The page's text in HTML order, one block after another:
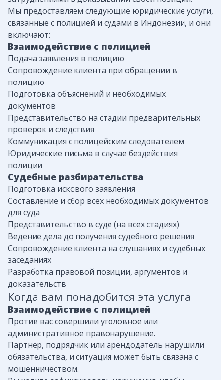
Мы предоставляем следующие юридические услуги,
связанные с полицией и судами в Индонезии, и они
включают:
Взаимодействие с полицией
Подача заявления в полицию
Сопровождение клиента при обращении в
полицию
Подготовка объяснений и необходимых
документов
Представительство на стадии предварительных
проверок и следствия
Коммуникация с полицейским следователем
Юридические письма в случае бездействия
полиции
Судебные разбирательства
Подготовка искового заявления
Составление и сбор всех необходимых документов
для суда
Представительство в суде (на всех стадиях)
Ведение дела до получения судебного решения
Сопровождение клиента на слушаниях и судебных
заседаниях
Разработка правовой позиции, аргументов и
доказательств
Когда вам понадобится эта услуга
Взаимодействие с полицией
Против вас совершили уголовное или
административное правонарушение.
Партнер, подрядчик или арендодатель нарушили
обязательства, и ситуация может быть связана с
мошенничеством.